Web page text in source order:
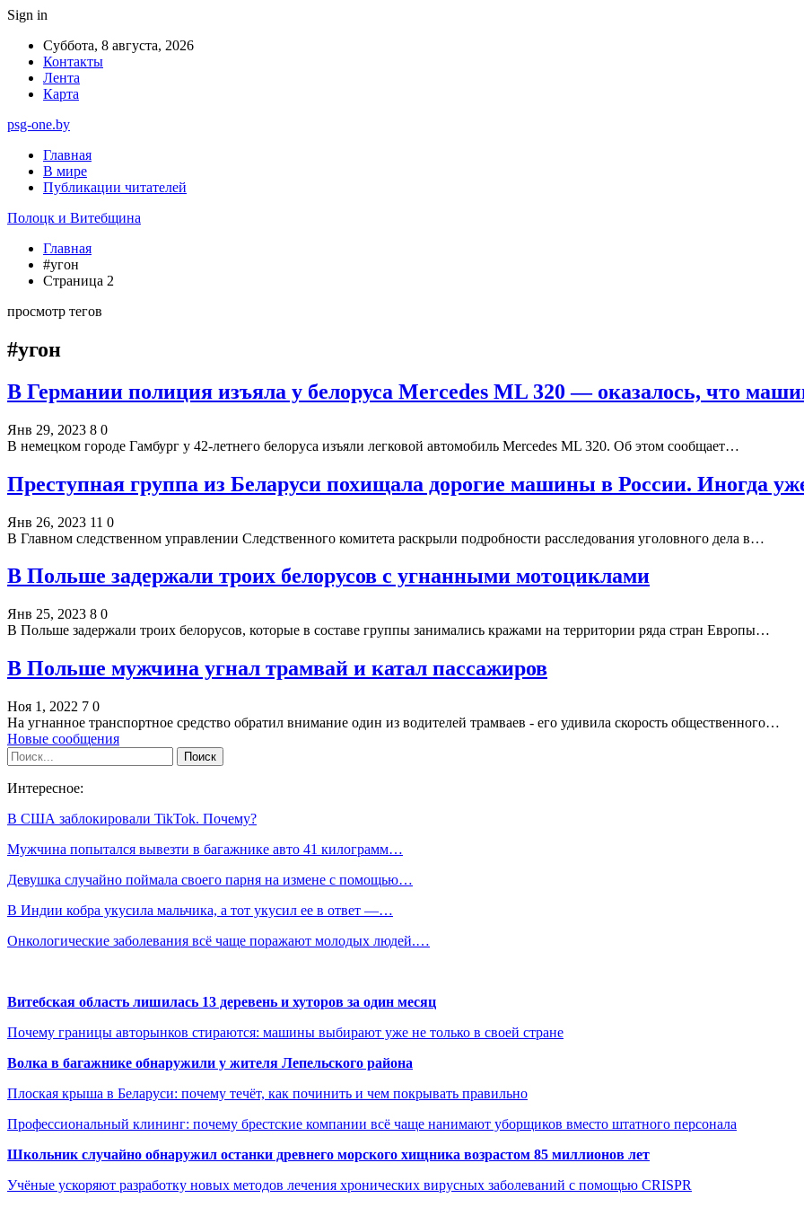
Sign in
Суббота, 8 августа, 2026
Контакты
Лента
Карта
psg-one.by
Главная
В мире
Публикации читателей
Полоцк и Витебщина
Главная
#угон
Страница 2
просмотр тегов
#угон
В Германии полиция изъяла у белоруса Mercedes ML 320 — оказалось, что
Янв 29, 2023 8 0
В немецком городе Гамбург у 42-летнего белоруса изъяли легковой автомобиль Mercedes ML 320. Об этом сообщает…
Преступная группа из Беларуси похищала дорогие машины в России. Иногда
Янв 26, 2023 11 0
В Главном следственном управлении Следственного комитета раскрыли подробности расследования уголовного дела в…
В Польше задержали троих белорусов с угнанными мотоциклами
Янв 25, 2023 8 0
В Польше задержали троих белорусов, которые в составе группы занимались кражами на территории ряда стран Европы…
В Польше мужчина угнал трамвай и катал пассажиров
Ноя 1, 2022 7 0
На угнанное транспортное средство обратил внимание один из водителей трамваев - его удивила скорость общественного…
Новые сообщения
Интересное:
В США заблокировали TikTok. Почему?
Мужчина попытался вывезти в багажнике авто 41 килограмм…
Девушка случайно поймала своего парня на измене с помощью…
В Индии кобра укусила мальчика, а тот укусил ее в ответ —…
Онкологические заболевания всё чаще поражают молодых людей.…
Витебская область лишилась 13 деревень и хуторов за один месяц
Почему границы авторынков стираются: машины выбирают уже не только в своей стране
Волка в багажнике обнаружили у жителя Лепельского района
Плоская крыша в Беларуси: почему течёт, как починить и чем покрывать правильно
Профессиональный клининг: почему брестские компании всё чаще нанимают уборщиков вместо штатного персонала
Школьник случайно обнаружил останки древнего морского хищника возрастом 85 миллионов лет
Учёные ускоряют разработку новых методов лечения хронических вирусных заболеваний с помощью CRISPR